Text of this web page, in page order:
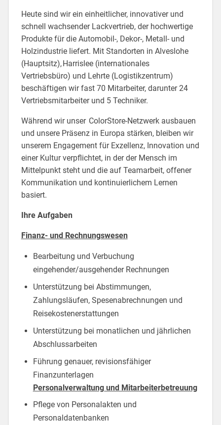
Heute sind wir ein einheitlicher, innovativer und
schnell wachsender Lackvertrieb, der hochwertige
Produkte für die Automobil-, Dekor-, Metall- und
Holzindustrie liefert. Mit Standorten in Alveslohe
(Hauptsitz), Harrislee (internationales
Vertriebsbüro) und Lehrte (Logistikzentrum)
beschäftigen wir fast 70 Mitarbeiter, darunter 24
Vertriebsmitarbeiter und 5 Techniker.
Während wir unser ColorStore-Netzwerk ausbauen
und unsere Präsenz in Europa stärken, bleiben wir
unserem Engagement für Exzellenz, Innovation und
einer Kultur verpflichtet, in der der Mensch im
Mittelpunkt steht und die auf Teamarbeit, offener
Kommunikation und kontinuierlichem Lernen
basiert.
Ihre Aufgaben
Finanz- und Rechnungswesen
Bearbeitung und Verbuchung
eingehender/ausgehender Rechnungen
Unterstützung bei Abstimmungen,
Zahlungsläufen, Spesenabrechnungen und
Reisekostenerstattungen
Unterstützung bei monatlichen und jährlichen
Abschlussarbeiten
Führung genauer, revisionsfähiger
Finanzunterlagen
Personalverwaltung und Mitarbeiterbetreuung
Pflege von Personalakten und
Personaldatenbanken